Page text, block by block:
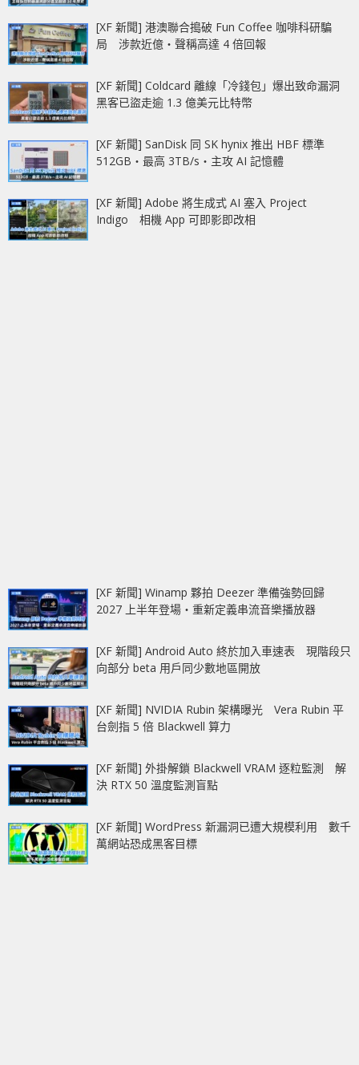
[XF 新聞] 港澳聯合搗破 Fun Coffee 咖啡科研騙
局 涉款近億‧聲稱高達 4 倍回報
[XF 新聞] Coldcard 離線「冷錢包」爆出致命漏洞
黑客已盜走逾 1.3 億美元比特幣
[XF 新聞] SanDisk 同 SK hynix 推出 HBF 標準
512GB‧最高 3TB/s‧主攻 AI 記憶體
[XF 新聞] Adobe 將生成式 AI 塞入 Project
Indigo 相機 App 可即影即改相
[XF 新聞] Winamp 夥拍 Deezer 準備強勢回歸
2027 上半年登場‧重新定義串流音樂播放器
[XF 新聞] Android Auto 終於加入車速表 現階段只
向部分 beta 用戶同少數地區開放
[XF 新聞] NVIDIA Rubin 架構曝光 Vera Rubin 平
台劍指 5 倍 Blackwell 算力
[XF 新聞] 外掛解鎖 Blackwell VRAM 逐粒監測 解
決 RTX 50 溫度監測盲點
[XF 新聞] WordPress 新漏洞已遭大規模利用 數千
萬網站恐成黑客目標